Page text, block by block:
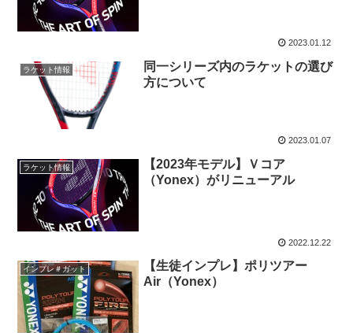
2023.01.12
ラケット情報
同一シリーズ内のラケットの選び
方について
2023.01.07
ラケット情報
【2023年モデル】Ｖコア
（Yonex）がリニューアル
2022.12.22
インプレ＃ガット
【生徒インプレ】ポリツアー
Air（Yonex）